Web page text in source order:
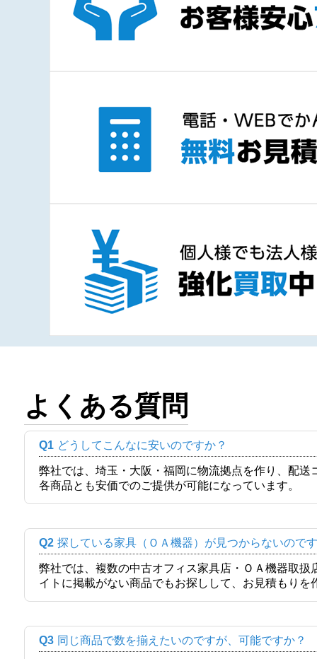
よくある質問
Q1 どうしてこんなに安いのですか？
弊社では、埼玉・大阪・福岡に物流拠点を作り、配
各商品とも安価でのご提供が可能になっています。
Q2 探している家具（ＯＡ機器）が見つからないので
弊社では、複数の中古オフィス家具店・ＯＡ機器取
イトに掲載がない商品でもお探しして、お見積もりを
Q3 同じ商品で数を揃えたいのですが、可能ですか？